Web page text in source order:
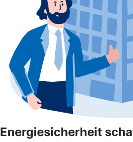
Energiesicherheit